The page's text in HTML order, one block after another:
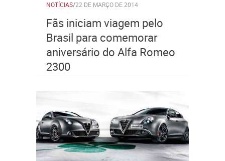
NOTÍCIAS/22 DE MARÇO DE 2014
Fãs iniciam viagem pelo
Brasil para comemorar
aniversário do Alfa Romeo
2300